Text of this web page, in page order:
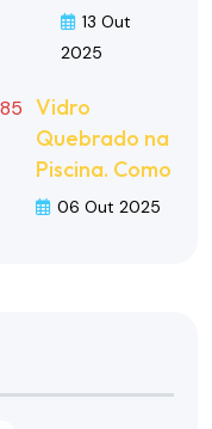
13 Out
2025
Vidro
Quebrado na
Piscina. Como
06 Out 2025